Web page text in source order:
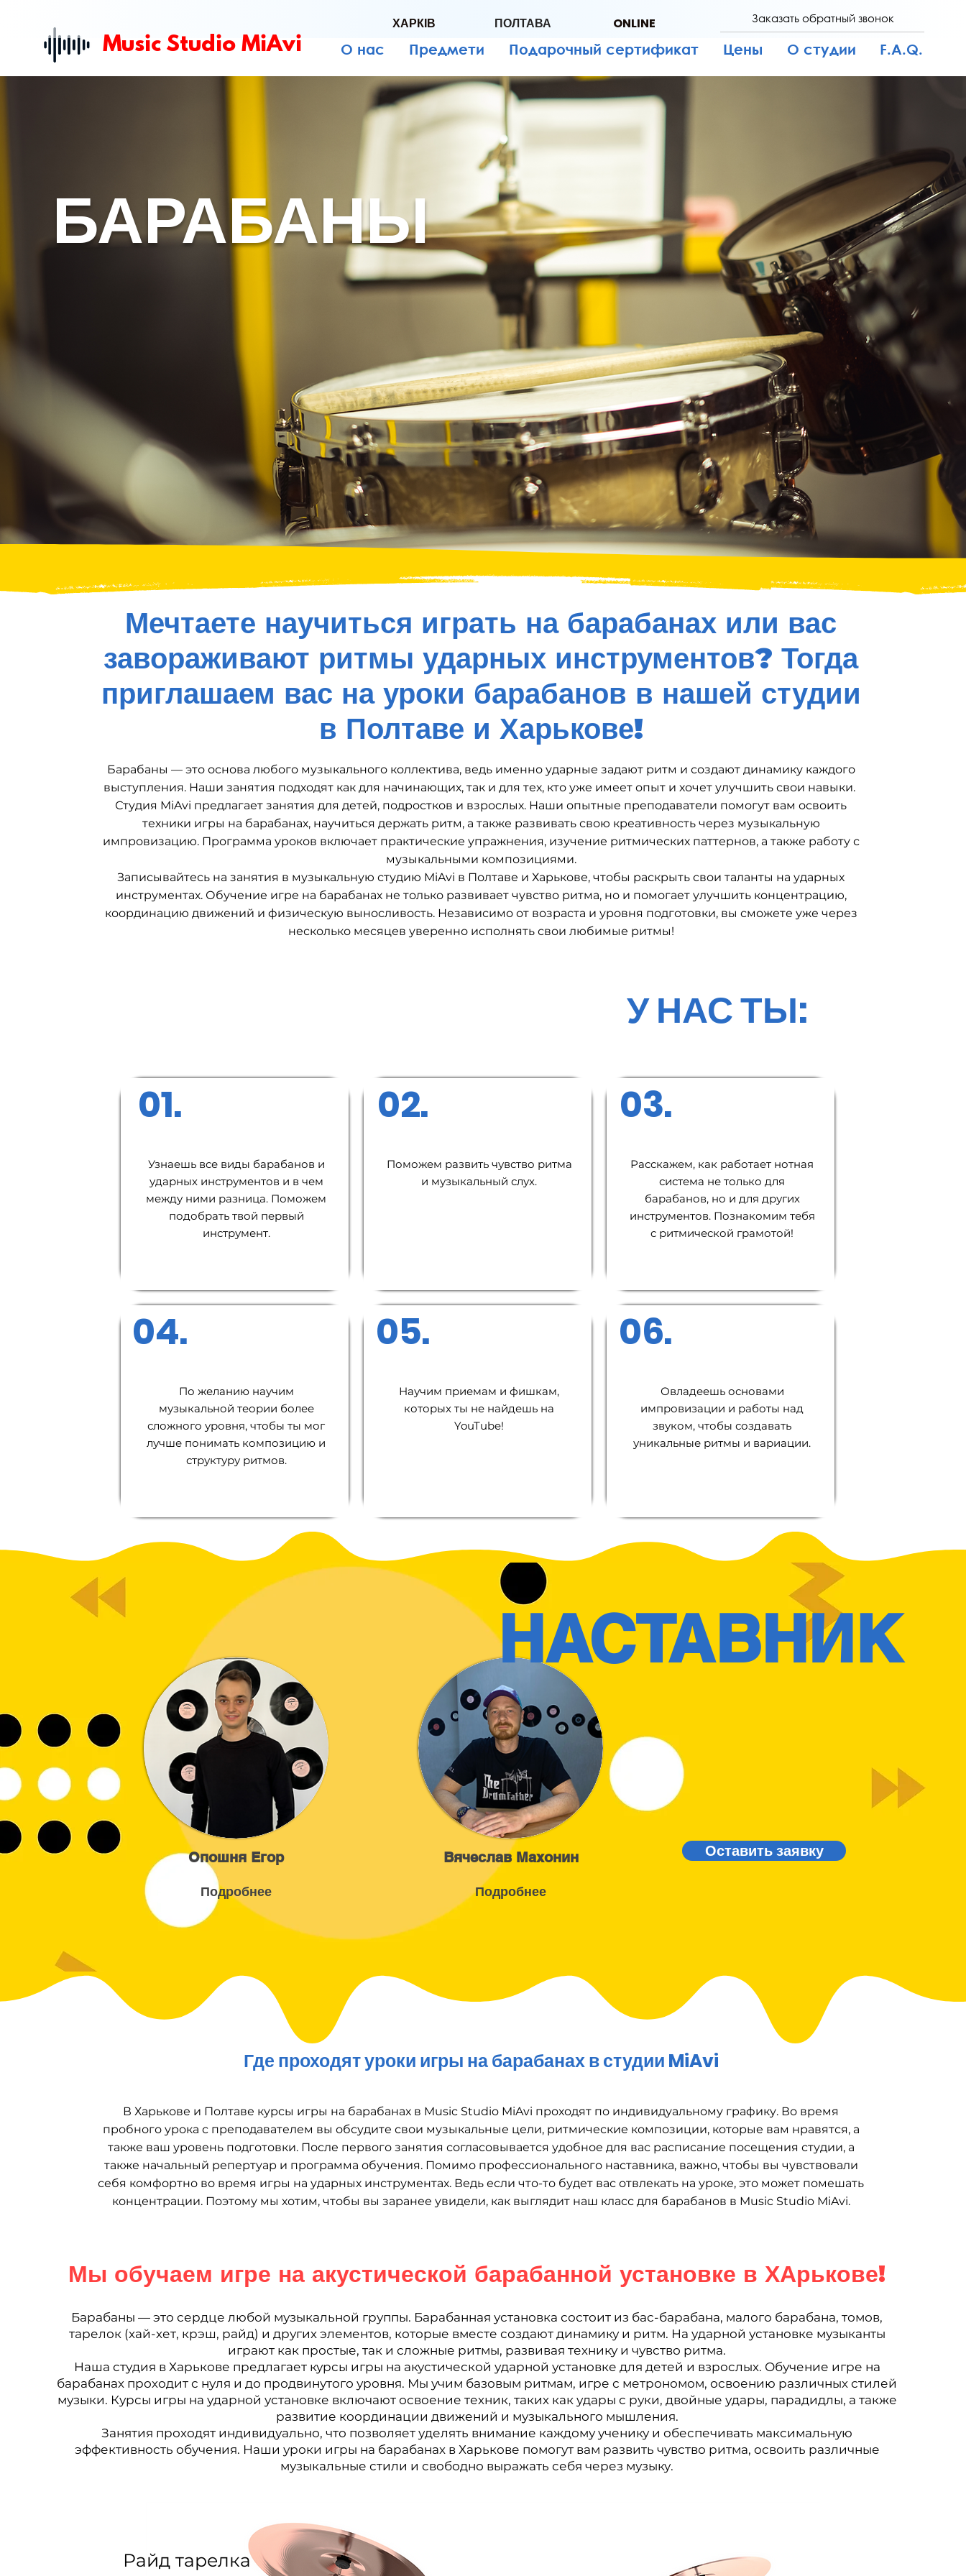
ХАРКІВ ПОЛТАВА ONLINE Заказать обратный звонок
Music Studio MiAvi О нас Предмети Подарочный сертификат Цены О студии F.A.Q.
БАРАБАНЫ
Мечтаете научиться играть на барабанах или вас
завораживают ритмы ударных инструментов? Тогда
приглашаем вас на уроки барабанов в нашей студии
в Полтаве и Харькове!
Барабаны — это основа любого музыкального коллектива, ведь именно ударные задают ритм и создают динамику каждого
выступления. Наши занятия подходят как для начинающих, так и для тех, кто уже имеет опыт и хочет улучшить свои навыки.
Студия MiAvi предлагает занятия для детей, подростков и взрослых. Наши опытные преподаватели помогут вам освоить
техники игры на барабанах, научиться держать ритм, а также развивать свою креативность через музыкальную
импровизацию. Программа уроков включает практические упражнения, изучение ритмических паттернов, а также работу с
музыкальными композициями.
Записывайтесь на занятия в музыкальную студию MiAvi в Полтаве и Харькове, чтобы раскрыть свои таланты на ударных
инструментах. Обучение игре на барабанах не только развивает чувство ритма, но и помогает улучшить концентрацию,
координацию движений и физическую выносливость. Независимо от возраста и уровня подготовки, вы сможете уже через
несколько месяцев уверенно исполнять свои любимые ритмы!
У НАС ТЫ:
01.
Узнаешь все виды барабанов и
ударных инструментов и в чем
между ними разница. Поможем
подобрать твой первый
инструмент.
04.
По желанию научим
музыкальной теории более
сложного уровня, чтобы ты мог
лучше понимать композицию и
структуру ритмов.
02.
Поможем развить чувство ритма
и музыкальный слух.
05.
Научим приемам и фишкам,
которых ты не найдешь на
YouTube!
03.
Расскажем, как работает нотная
система не только для
барабанов, но и для других
инструментов. Познакомим тебя
с ритмической грамотой!
06.
Овладеешь основами
импровизации и работы над
звуком, чтобы создавать
уникальные ритмы и вариации.
Опошня Егор
Подробнее
Вячеслав Махонин
Подробнее
НАСТАВНИК
Оставить заявку
Где проходят уроки игры на барабанах в студии MiAvi
В Харькове и Полтаве курсы игры на барабанах в Music Studio MiAvi проходят по индивидуальному графику. Во время
пробного урока с преподавателем вы обсудите свои музыкальные цели, ритмические композиции, которые вам нравятся, а
также ваш уровень подготовки. После первого занятия согласовывается удобное для вас расписание посещения студии, а
также начальный репертуар и программа обучения. Помимо профессионального наставника, важно, чтобы вы чувствовали
себя комфортно во время игры на ударных инструментах. Ведь если что-то будет вас отвлекать на уроке, это может помешать
концентрации. Поэтому мы хотим, чтобы вы заранее увидели, как выглядит наш класс для барабанов в Music Studio MiAvi.
Мы обучаем игре на акустической барабанной установке в ХАрькове!
Барабаны — это сердце любой музыкальной группы. Барабанная установка состоит из бас-барабана, малого барабана, томов,
тарелок (хай-хет, крэш, райд) и других элементов, которые вместе создают динамику и ритм. На ударной установке музыканты
играют как простые, так и сложные ритмы, развивая технику и чувство ритма.
Наша студия в Харькове предлагает курсы игры на акустической ударной установке для детей и взрослых. Обучение игре на
барабанах проходит с нуля и до продвинутого уровня. Мы учим базовым ритмам, игре с метрономом, освоению различных стилей
музыки. Курсы игры на ударной установке включают освоение техник, таких как удары с руки, двойные удары, парадидлы, а также
развитие координации движений и музыкального мышления.
Занятия проходят индивидуально, что позволяет уделять внимание каждому ученику и обеспечивать максимальную
эффективность обучения. Наши уроки игры на барабанах в Харькове помогут вам развить чувство ритма, освоить различные
музыкальные стили и свободно выражать себя через музыку.
Райд тарелка